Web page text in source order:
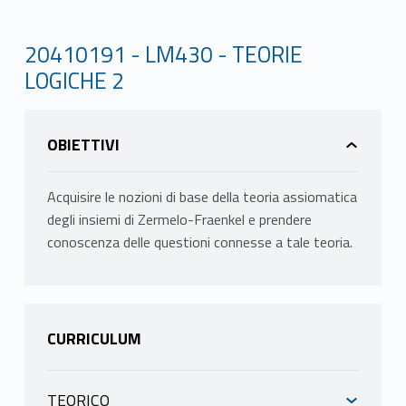
20410191 - LM430 - TEORIE
LOGICHE 2
OBIETTIVI
Acquisire le nozioni di base della teoria assiomatica
degli insiemi di Zermelo-Fraenkel e prendere
conoscenza delle questioni connesse a tale teoria.
CURRICULUM
TEORICO